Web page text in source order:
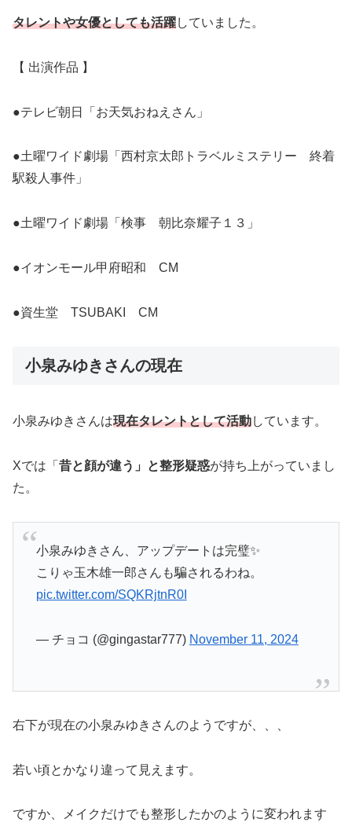
タレントや女優としても活躍していました。
【 出演作品 】
●テレビ朝日「お天気おねえさん」
●土曜ワイド劇場「西村京太郎トラベルミステリー 終着
駅殺人事件」
●土曜ワイド劇場「検事 朝比奈耀子１３」
●イオンモール甲府昭和 CM
●資生堂 TSUBAKI CM
小泉みゆきさんの現在
小泉みゆきさんは現在タレントとして活動しています。
Xでは「 昔と顔が違う」と整形疑惑が持ち上がっていまし
た。
小泉みゆきさん、アップデートは完璧✨
こりゃ玉木雄一郎さんも騙されるわね。
pic.twitter.com/SQKRjtnR0I
— チョコ (@gingastar777) November 11, 2024
右下が現在の小泉みゆきさんのようですが、、、
若い頃とかなり違って見えます。
ですか、メイクだけでも整形したかのように変われます